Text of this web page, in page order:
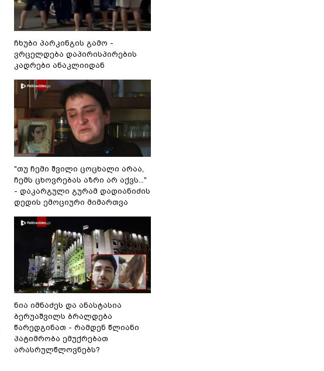
ჩხუბი პარკინგის გამო -
ვრცელდება დაპირისპირების
კადრები ანაკლიიდან
"თუ ჩემი შვილი ცოცხალი არაა,
ჩემს ცხოვრებას აზრი არ აქვს..."
- დაკარგული გურამ დადიანიძის
დედის ემოციური მიმართვა
ნია იმნაძეს და ანასტასია
ბერუაშვილს ბრალდება
წარედგინათ - რამდენ წლიანი
პატიმრობა ემუქრებათ
არასრულწლოვნებს?